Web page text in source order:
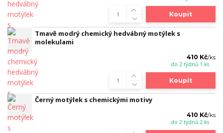
Koupit
Tmavě modrý chemický hedvábný motýlek s
molekulami
410 Kč/ks
do 2 týdnů 1 ks
Koupit
Černý motýlek s chemickými motivy
410 Kč/ks
do 2 týdnů 2 ks